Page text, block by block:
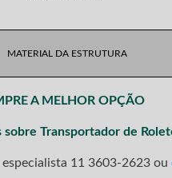
MATERIAL DA ESTRUTURA
A MELHOR OPÇÃO
sobre Transportador de
11 3603-2623 ou